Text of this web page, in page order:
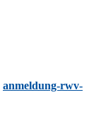
anmeldung-rwv-